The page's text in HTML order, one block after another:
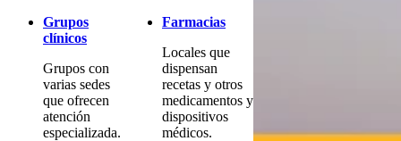
Grupos
clínicos
Grupos con
varias sedes
que ofrecen
atención
especializada.
Farmacias
Locales que
dispensan
recetas y otros
medicamentos y
dispositivos
médicos.